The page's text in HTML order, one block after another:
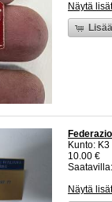
Näytä
Kunto:
10.00 €
Näytä